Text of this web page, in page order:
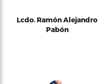
Lcdo. Ramón Alejandro
Pabón